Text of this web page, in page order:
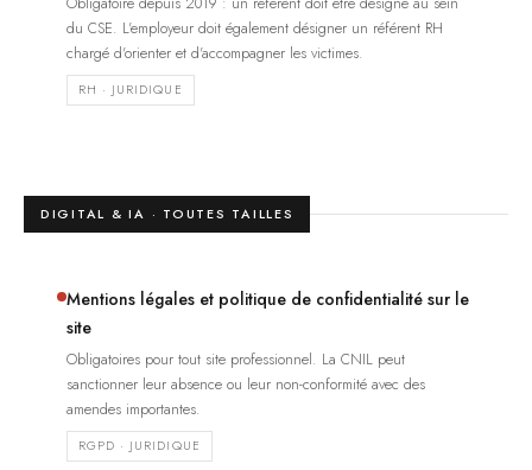
du CSE. L'employeur doit également désigner un référent RH
chargé d'orienter et d'accompagner les victimes.
RH · JURIDIQUE
DIGITAL & IA · TOUTES TAILLES
Mentions légales et politique de confidentialité sur le
site
Obligatoires pour tout site professionnel. La CNIL peut
sanctionner leur absence ou leur non-conformité avec des
amendes importantes.
RGPD · JURIDIQUE